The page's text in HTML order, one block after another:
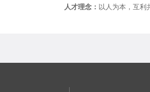
人才理念： 以人为本，互利